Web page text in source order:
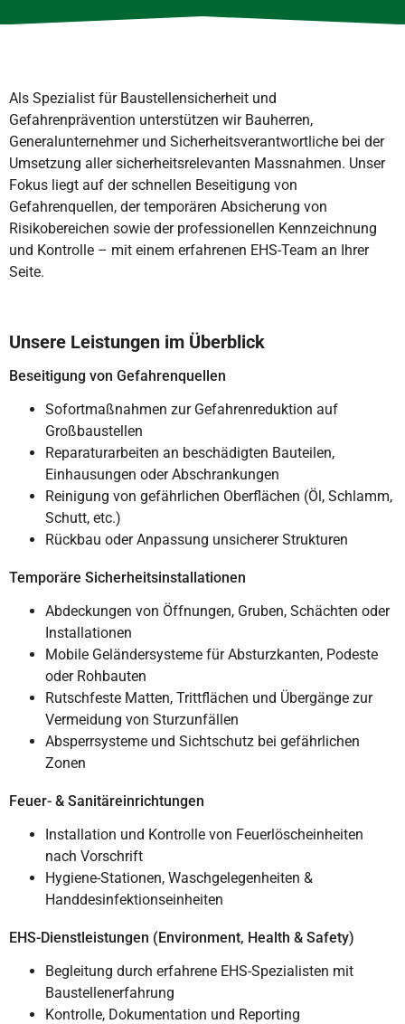
Als Spezialist für Baustellensicherheit und
Gefahrenprävention unterstützen wir Bauherren,
Generalunternehmer und Sicherheitsverantwortliche bei der
Umsetzung aller sicherheitsrelevanten Massnahmen. Unser
Fokus liegt auf der schnellen Beseitigung von
Gefahrenquellen, der temporären Absicherung von
Risikobereichen sowie der professionellen Kennzeichnung
und Kontrolle – mit einem erfahrenen EHS-Team an Ihrer
Seite.
Unsere Leistungen im Überblick
Beseitigung von Gefahrenquellen
Sofortmaßnahmen zur Gefahrenreduktion auf
Großbaustellen
Reparaturarbeiten an beschädigten Bauteilen,
Einhausungen oder Abschrankungen
Reinigung von gefährlichen Oberflächen (Öl, Schlamm,
Schutt, etc.)
Rückbau oder Anpassung unsicherer Strukturen
Temporäre Sicherheitsinstallationen
Abdeckungen von Öffnungen, Gruben, Schächten oder
Installationen
Mobile Geländersysteme für Absturzkanten, Podeste
oder Rohbauten
Rutschfeste Matten, Trittflächen und Übergänge zur
Vermeidung von Sturzunfällen
Absperrsysteme und Sichtschutz bei gefährlichen
Zonen
Feuer- & Sanitäreinrichtungen
Installation und Kontrolle von Feuerlöscheinheiten
nach Vorschrift
Hygiene-Stationen, Waschgelegenheiten &
Handdesinfektionseinheiten
EHS-Dienstleistungen (Environment, Health & Safety)
Begleitung durch erfahrene EHS-Spezialisten mit
Baustellenerfahrung
Kontrolle, Dokumentation und Reporting